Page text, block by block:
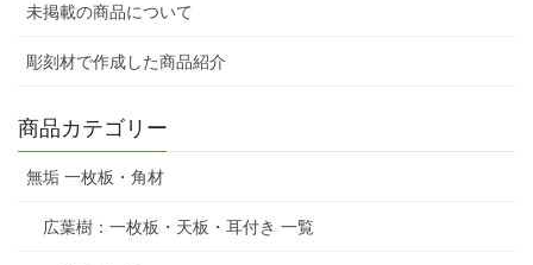
未掲載の商品について
彫刻材で作成した商品紹介
商品カテゴリー
無垢 一枚板・角材
広葉樹：一枚板・天板・耳付き 一覧